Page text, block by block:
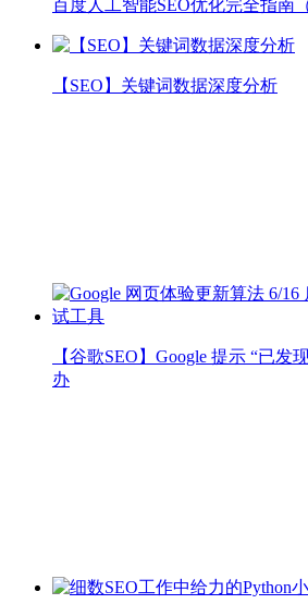
百度人工智能SEO优化完全指南
【SEO】关键词数据深度分析
【谷歌SEO】Google 提示 “已发
办